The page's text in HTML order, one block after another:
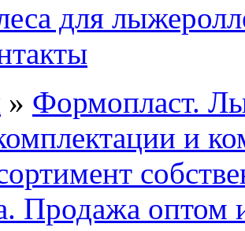
для
» Формопласт.
и
Продажа